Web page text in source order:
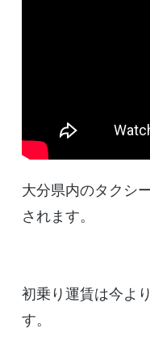
大分県内のタクシ
されます。
初乗り運賃は今よ
す。